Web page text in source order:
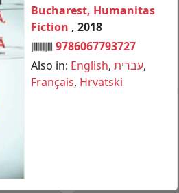
Bucharest, Humanitas
Fiction , 2018
9786067793727
Also in: English, עברית,
Français, Hrvatski